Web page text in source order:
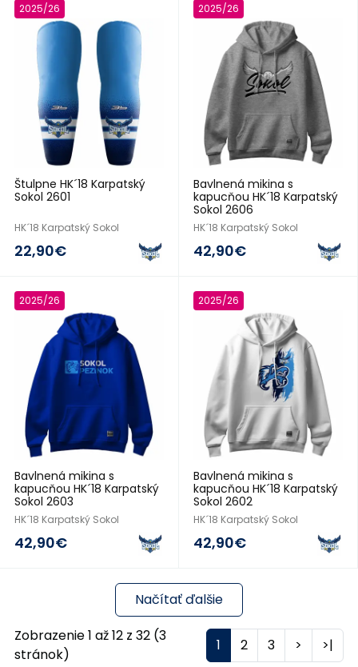
2025/26
Štulpne HK´18 Karpatský
Sokol 2601
HK´18 Karpatský Sokol
22,90€
2025/26
Bavlnená mikina s
kapucňou HK´18 Karpatský
Sokol 2606
HK´18 Karpatský Sokol
42,90€
2025/26
Bavlnená mikina s
kapucňou HK´18 Karpatský
Sokol 2603
HK´18 Karpatský Sokol
42,90€
2025/26
Bavlnená mikina s
kapucňou HK´18 Karpatský
Sokol 2602
HK´18 Karpatský Sokol
42,90€
Načítať ďalšie
Zobrazenie 1 až 12 z 32 (3
stránok)
1 2 3 > >|